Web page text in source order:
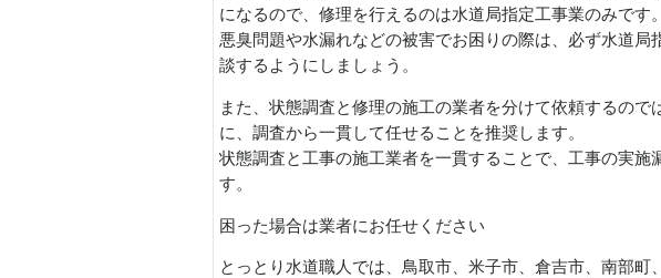
になるので、修理を行えるのは水道局指定工事業のみです。
悪臭問題や水漏れなどの被害でお困りの際は、必ず水道局
談するようにしましょう。
また、状態調査と修理の施工の業者を分けて依頼するの
に、調査から一貫して任せることを推奨します。
状態調査と工事の施工業者を一貫することで、工事の実施
す。
困った場合は業者にお任せください
とっとり水道職人では、鳥取市、米子市、倉吉市、南部